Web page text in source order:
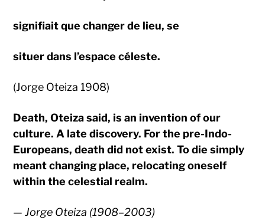
signifiait que changer de lieu, se
situer dans l’espace céleste.
(Jorge Oteiza 1908)
Death, Oteiza said, is an invention of our
culture. A late discovery. For the pre-Indo-
Europeans, death did not exist. To die simply
meant changing place, relocating oneself
within the celestial realm.
—Jorge Oteiza (1908–2003)